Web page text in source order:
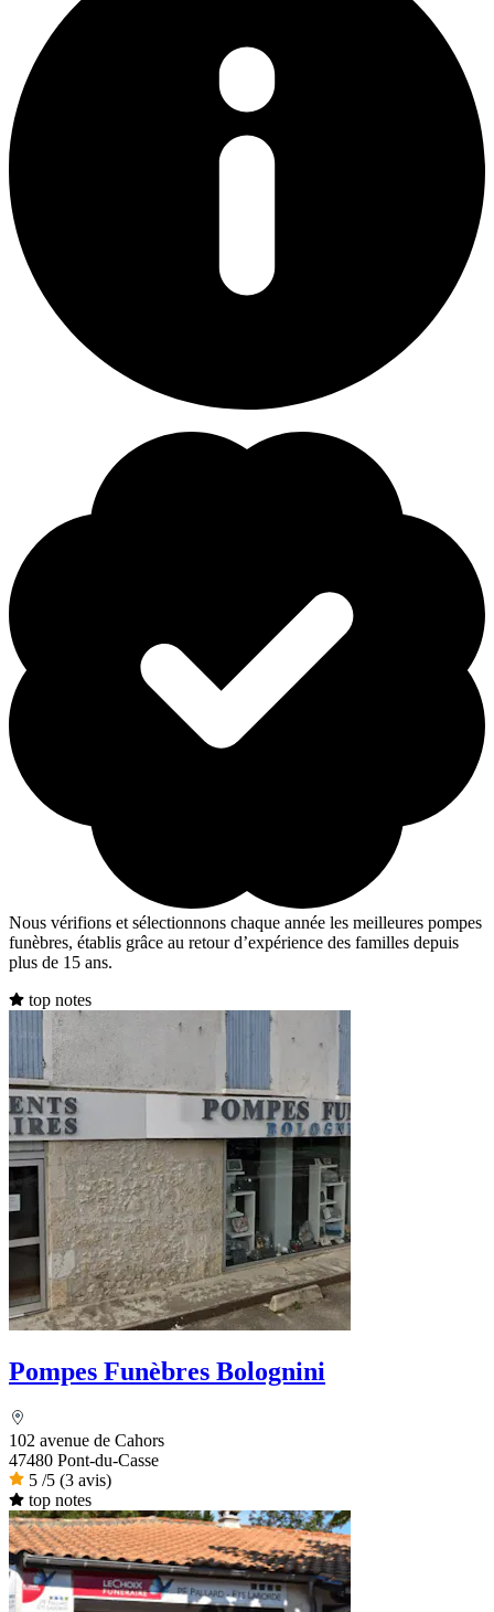
Nous vérifions et sélectionnons chaque année les meilleures pompes
funèbres, établis grâce au retour d’expérience des familles depuis
plus de 15 ans.
top notes
Pompes Funèbres Bolognini
102 avenue de Cahors
47480 Pont-du-Casse
5 /5 (3 avis)
top notes